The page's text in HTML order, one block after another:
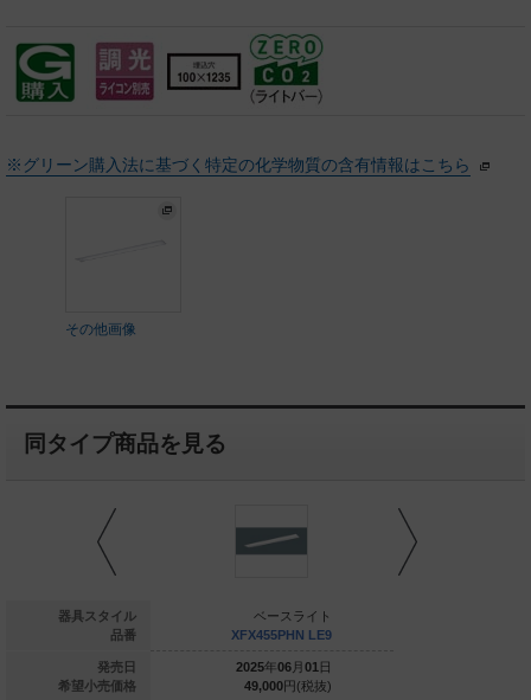
※グリーン購入法に基づく特定の化学物質の含有情報はこちら
その他画像
同タイプ商品を見る
器具スタイル
品番
発売日
希望小売価格
ベースライト
円(税抜)
ベースライト
XFX455PHN LE9
2025年06 月 01 日
49,000円(税抜)